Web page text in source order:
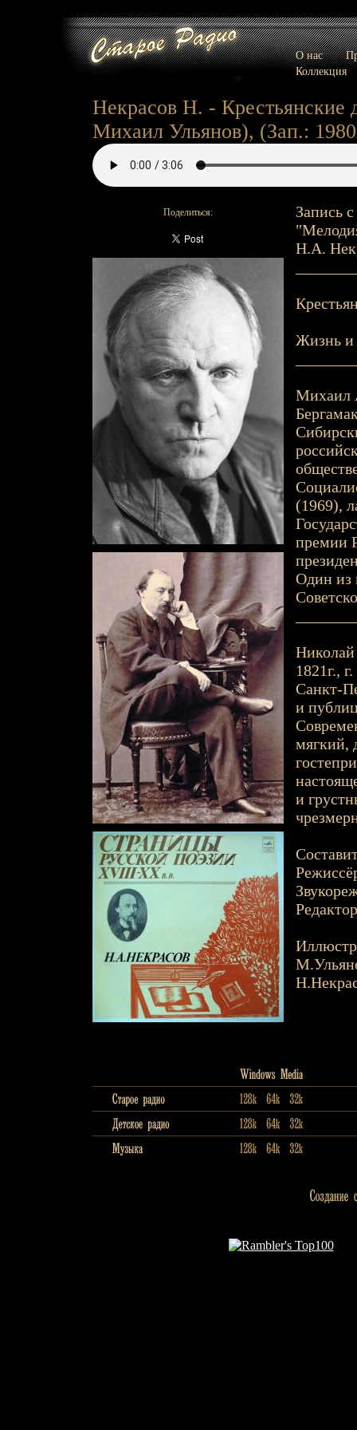
О нас
Коллекция
Некрасов Н. - Крестьянские
Михаил Ульянов), (Зап.:
Поделиться:
Запись
Н.А.
Жизнь и
Михаил
(1969),
премии
Один из
Николай
1821г.,
Санкт-
и
мягкий,
и